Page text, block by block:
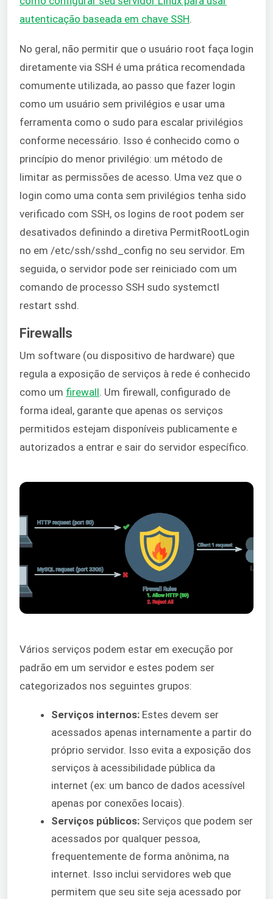
autenticação baseada em chave SSH.
No geral, não permitir que o usuário root faça login
diretamente via SSH é uma prática recomendada
comumente utilizada, ao passo que fazer login
como um usuário sem privilégios e usar uma
ferramenta como o sudo para escalar privilégios
conforme necessário. Isso é conhecido como o
princípio do menor privilégio: um método de
limitar as permissões de acesso. Uma vez que o
login como uma conta sem privilégios tenha sido
verificado com SSH, os logins de root podem ser
desativados definindo a diretiva PermitRootLogin
no em /etc/ssh/sshd_config no seu servidor. Em
seguida, o servidor pode ser reiniciado com um
comando de processo SSH sudo systemctl
restart sshd.
Firewalls
Um software (ou dispositivo de hardware) que
regula a exposição de serviços à rede é conhecido
como um firewall. Um firewall, configurado de
forma ideal, garante que apenas os serviços
permitidos estejam disponíveis publicamente e
autorizados a entrar e sair do servidor específico.
Vários serviços podem estar em execução por
padrão em um servidor e estes podem ser
categorizados nos seguintes grupos:
Serviços internos: Estes devem ser
acessados apenas internamente a partir do
próprio servidor. Isso evita a exposição dos
serviços à acessibilidade pública da
internet (ex: um banco de dados acessível
apenas por conexões locais).
Serviços públicos: Serviços que podem ser
acessados por qualquer pessoa,
frequentemente de forma anônima, na
internet. Isso inclui servidores web que
permitem que seu site seja acessado por